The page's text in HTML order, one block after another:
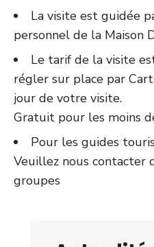
La visite est guidée
personnel de la Maison
Le tarif de la visite
régler sur place par
jour de votre visite.
Gratuit pour les moins
Pour les guides
Veuillez nous contacter
groupes